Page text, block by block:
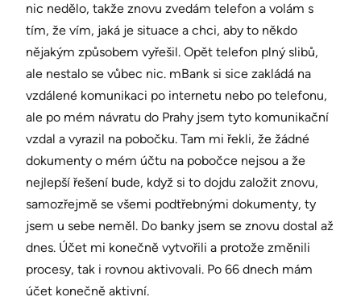
nic nedělo, takže znovu zvedám telefon a volám s
tím, že vím, jaká je situace a chci, aby to někdo
nějakým způsobem vyřešil. Opět telefon plný slibů,
ale nestalo se vůbec nic. mBank si sice zakládá na
vzdálené komunikaci po internetu nebo po telefonu,
ale po mém návratu do Prahy jsem tyto komunikační
vzdal a vyrazil na pobočku. Tam mi řekli, že žádné
dokumenty o mém účtu na pobočce nejsou a že
nejlepší řešení bude, když si to dojdu založit znovu,
samozřejmě se všemi podtřebnými dokumenty, ty
jsem u sebe neměl. Do banky jsem se znovu dostal až
dnes. Účet mi konečně vytvořili a protože změnili
procesy, tak i rovnou aktivovali. Po 66 dnech mám
účet konečně aktivní.